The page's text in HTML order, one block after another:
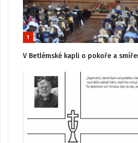
1
V Betlémské kapli o pokoře a